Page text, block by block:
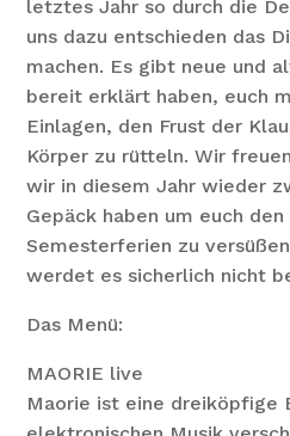
letztes Jahr so durch die
uns dazu entschieden das
machen. Es gibt neue und
bereit erklärt haben, euch
Einlagen, den Frust der
Körper zu rütteln. Wir
wir in diesem Jahr wieder
Gepäck haben um euch
Semesterferien zu
werdet es sicherlich nicht
Das Menü:
MAORIE live
Maorie ist eine dreiköpfige